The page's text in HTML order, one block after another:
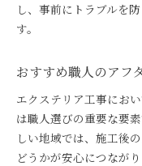
し、事前にトラブルを
す。
おすすめ職人のアフ
エクステリア工事にお
は職人選びの重要な要
しい地域では、施工後
どうかが安心につなが